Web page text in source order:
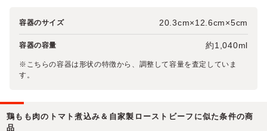
容器のサイズ 20.3cm×12.6cm×5cm
容器の容量 約1,040ml
※こちらの容器は形状の特徴から、調整して容量を査定していま
す。
鶏もも肉のトマト煮込み＆自家製ローストビーフに似た条件の商
品